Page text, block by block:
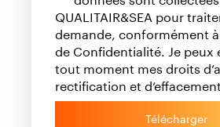
QUALITAIR&SEA pour
demande, conformément
de Confidentialité. Je peux
tout moment mes droits
rectification et d’effacement.
Télécharger